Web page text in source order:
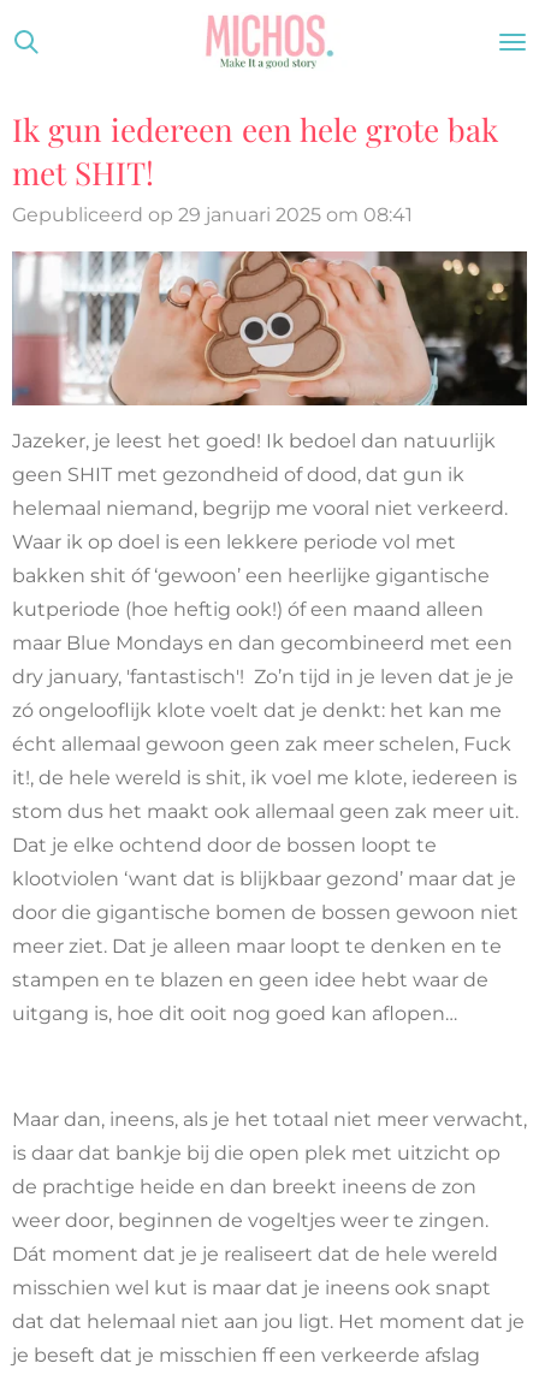
Ga
direct
de
hoofdinhoud
Ik gun iedereen een hele grote bak
met SHIT!
Gepubliceerd op 29 januari 2025 om 08:41
Jazeker, je leest het goed! Ik bedoel dan natuurlijk
geen SHIT met gezondheid of dood, dat gun ik
helemaal niemand, begrijp me vooral niet verkeerd.
Waar ik op doel is een lekkere periode vol met
bakken shit óf ‘gewoon’ een heerlijke gigantische
kutperiode (hoe heftig ook!) óf een maand alleen
maar Blue Mondays en dan gecombineerd met een
dry january, 'fantastisch'! Zo’n tijd in je leven dat je je
zó ongelooflijk klote voelt dat je denkt: het kan me
écht allemaal gewoon geen zak meer schelen, Fuck
it!, de hele wereld is shit, ik voel me klote, iedereen is
stom dus het maakt ook allemaal geen zak meer uit.
Dat je elke ochtend door de bossen loopt te
klootviolen ‘want dat is blijkbaar gezond’ maar dat je
door die gigantische bomen de bossen gewoon niet
meer ziet. Dat je alleen maar loopt te denken en te
stampen en te blazen en geen idee hebt waar de
uitgang is, hoe dit ooit nog goed kan aflopen…
Maar dan, ineens, als je het totaal niet meer verwacht,
is daar dat bankje bij die open plek met uitzicht op
de prachtige heide en dan breekt ineens de zon
weer door, beginnen de vogeltjes weer te zingen.
Dát moment dat je je realiseert dat de hele wereld
misschien wel kut is maar dat je ineens ook snapt
dat dat helemaal niet aan jou ligt. Het moment dat je
je beseft dat je misschien ff een verkeerde afslag